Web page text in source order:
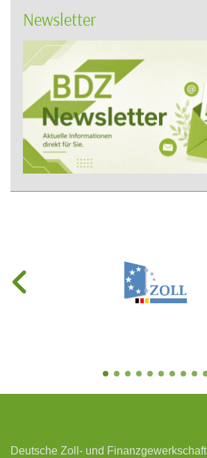
Newsletter
Deutsche Zoll- und Finanzgewerkschaft